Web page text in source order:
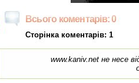
Всього коментарів: 0
Сторінка коментарів: 1
www.kaniv.net не несе